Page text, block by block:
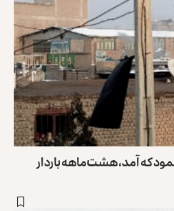
که آمد، هشت‌ماهه باردار